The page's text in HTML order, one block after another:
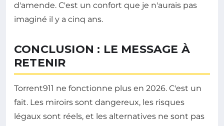
d'amende. C'est un confort que je n'aurais pas
imaginé il y a cinq ans.
CONCLUSION : LE MESSAGE À
RETENIR
Torrent911 ne fonctionne plus en 2026. C'est un
fait. Les miroirs sont dangereux, les risques
légaux sont réels, et les alternatives ne sont pas